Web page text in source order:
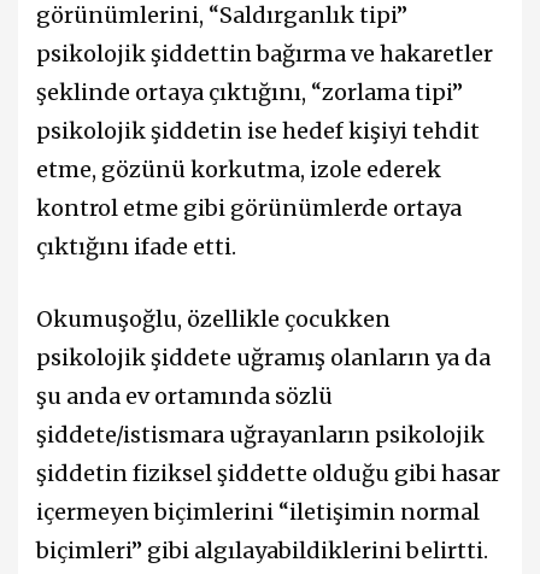
görünümlerini, “Saldırganlık tipi”
psikolojik şiddettin bağırma ve hakaretler
şeklinde ortaya çıktığını, “zorlama tipi”
psikolojik şiddetin ise hedef kişiyi tehdit
etme, gözünü korkutma, izole ederek
kontrol etme gibi görünümlerde ortaya
çıktığını ifade etti.
Okumuşoğlu, özellikle çocukken
psikolojik şiddete uğramış olanların ya da
şu anda ev ortamında sözlü
şiddete/istismara uğrayanların psikolojik
şiddetin fiziksel şiddette olduğu gibi hasar
içermeyen biçimlerini “iletişimin normal
biçimleri” gibi algılayabildiklerini belirtti.